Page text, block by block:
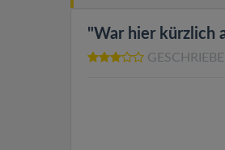
"War hier kürzlich